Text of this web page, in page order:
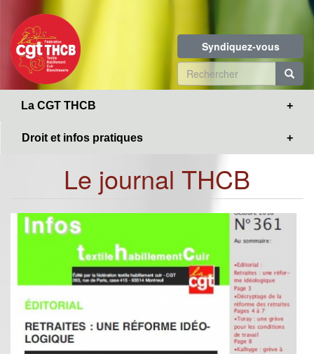
contenu
principal
Syndiquez-vous
Formulaire
de
La CGT THCB
Droit et infos pratiques
Le journal THCB